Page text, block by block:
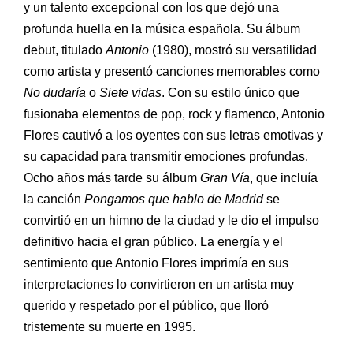
y un talento excepcional con los que dejó una
profunda huella en la música española. Su álbum
debut, titulado Antonio (1980), mostró su versatilidad
como artista y presentó canciones memorables como
No dudaría o Siete vidas. Con su estilo único que
fusionaba elementos de pop, rock y flamenco, Antonio
Flores cautivó a los oyentes con sus letras emotivas y
su capacidad para transmitir emociones profundas.
Ocho años más tarde su álbum Gran Vía, que incluía
la canción Pongamos que hablo de Madridse
convirtió en un himno de la ciudad y le dio el impulso
definitivo hacia el gran público. La energía y el
sentimiento que Antonio Flores imprimía en sus
interpretaciones lo convirtieron en un artista muy
querido y respetado por el público, que lloró
tristemente su muerte en 1995.